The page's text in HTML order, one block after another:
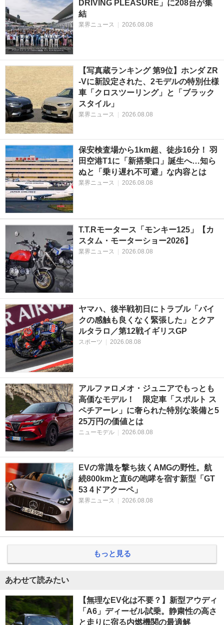
DRIVING PLEASURE」に208台が集
結
業界ニュース | 2026.08.08
【写真蔵ランキング 第9位】ホンダ ZR
-Vに新設定された、2モデルの特別仕様
車「クロスツーリング」と「ブラック
スタイル」
業界ニュース 2026.08.08
保安検査場から1km超、徒歩16分！ 羽
田空港T1に「新搭乗口」誕生へ…知ら
ぬと「乗り遅れ不可避」な内容とは
業界ニュース 2026.08.08
T.T.Rモータース「モンキー125」【カ
スタム・モーターショー2026】
業界ニュース 2026.08.08
ヤマハ、後半戦初日にトラブル「バイ
クの感触も良くなく緊張した」とクア
ルタラロ／第12戦イギリスGP
スポーツ 2026.08.08
アルファロメオ・ジュニアでもっとも
高価なモデル！ 限定車「スポルト ス
ペチアーレ」に奢られた特別な装備と5
25万円の価値とは
ニューモデル 2026.08.08
EVの常識を撃ち抜くAMGの野性。航
続800kmと直6の咆哮を宿す新型「GT
53 4ドアクーペ」
業界ニュース 2026.08.08
もっと見る
あわせて読みたい
【無理なEV化は不要？】新型アウディ
「A6」ディーゼル試乗。静粛性の高さ
と走りに宿る内燃機関の最適解